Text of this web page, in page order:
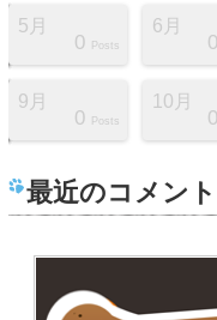
5月
0 Posts
6月
0
9月
0 Posts
10月
0
最近のコメント